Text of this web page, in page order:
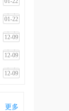
01-22
12-09
12-09
12-09
更多